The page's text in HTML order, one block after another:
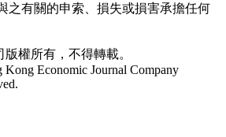
之有關的申索、損失或損害承擔任何
權所有，不得轉載。
Economic Journal Company